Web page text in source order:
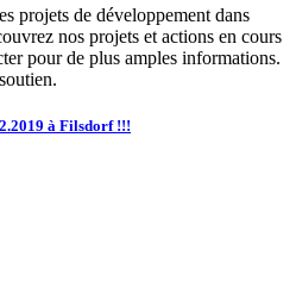
projets de développement dans
nos projets et actions en cours
pour de plus amples informations.
à Filsdorf !!!